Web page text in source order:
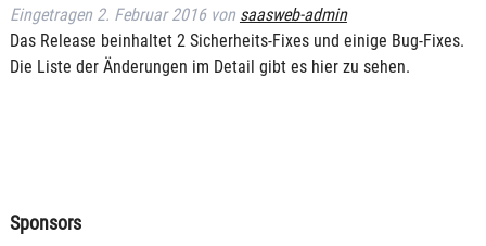
Eingetragen 2. Februar 2016 von saasweb-admin
Das Release beinhaltet 2 Sicherheits-Fixes und einige Bug-Fixes.
Die Liste der Änderungen im Detail gibt es hier zu sehen.
Sponsors